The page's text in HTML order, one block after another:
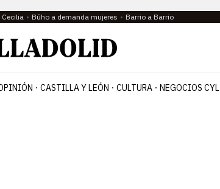
Búho a demanda mujeres Barrio a Barrio
CASTILLA Y LEÓN CULTURA NEGOCIOS CYL